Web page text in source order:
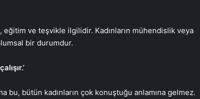
ve teşvikle ilgilidir. Kadınların mühendislik veya
bir durumdur.
bu, bütün kadınların çok konuştuğu anlamına gelmez.